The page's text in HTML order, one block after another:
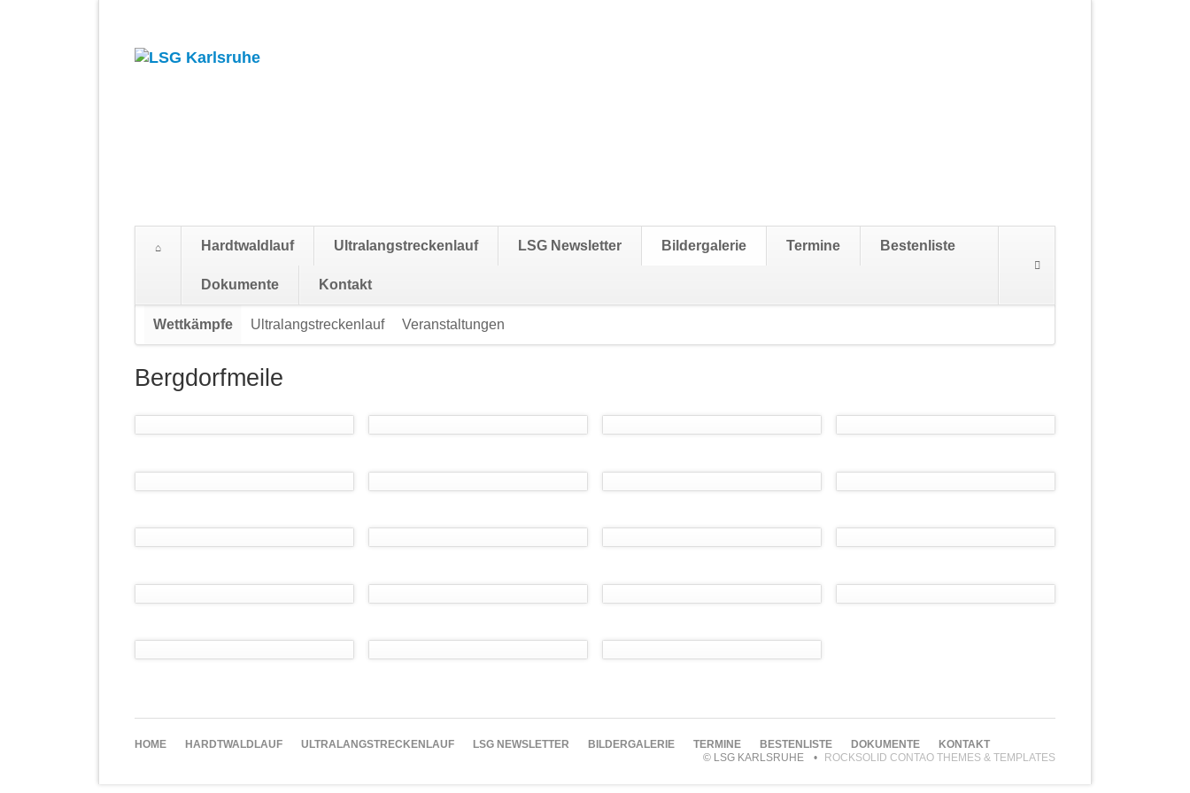
überspringen
Hardtwaldlauf Ultralangstreckenlauf LSG Newsletter Bildergalerie Termine Bestenliste
Dokumente Kontakt
überspringen
überspringen
Wettkämpfe Ultralangstreckenlauf Veranstaltungen
Bergdorfmeile
NAVIGATION
HOME HARDTWALDLAUF ULTRALANGSTRECKENLAUF LSG NEWSLETTER BILDERGALERIE TERMINE BESTENLISTE DOKUMENTE
KONTAKT
© LSG KARLSRUHE
ROCKSOLID CONTAO THEMES & TEMPLATES